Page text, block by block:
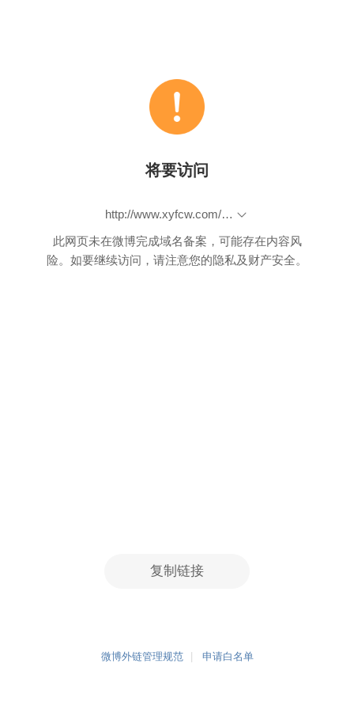
将要访问
http://www.xyfcw.com/news/news_info/271782.html
此网页未在微博完成域名备案，可能存在内容风
险。如要继续访问，请注意您的隐私及财产安全。
复制链接
微博外链管理规范 申请白名单